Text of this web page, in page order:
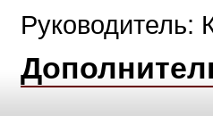
Руководитель: